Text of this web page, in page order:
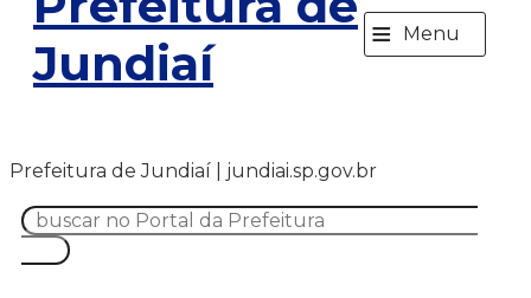
Jundiaí
≡ Menu
Prefeitura de Jundiaí | jundiai.sp.gov.br